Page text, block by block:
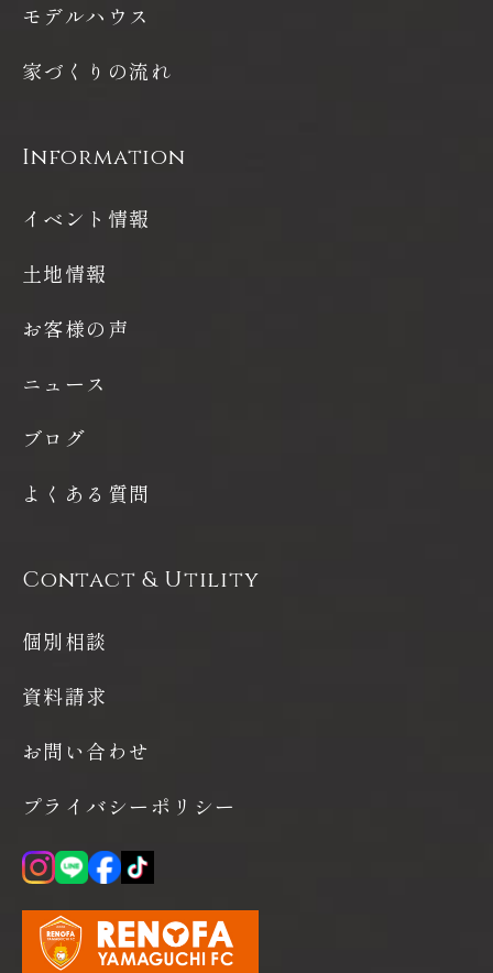
モデルハウス
家づくりの流れ
Information
イベント情報
土地情報
お客様の声
ニュース
ブログ
よくある質問
Contact & Utility
個別相談
資料請求
お問い合わせ
プライバシーポリシー